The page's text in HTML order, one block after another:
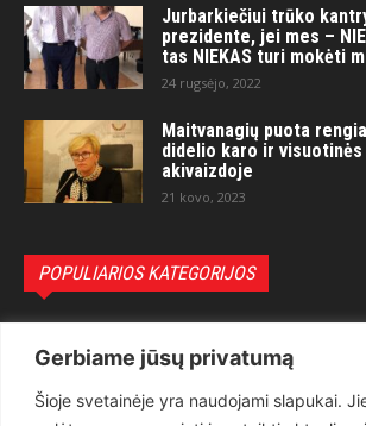
Gerbiame jūsų privatumą
Šioje svetainėje yra naudojami slapukai.
Jurbarkiečiui trūko
prezidente, jei mes –
tas NIEKAS turi mokėti
24 rugsėjo, 2022
Maitvanagių puota
didelio karo ir
akivaizdoje
21 kovo, 2023
POPULIARIOS KATEGORIJOS
Teisėsauga